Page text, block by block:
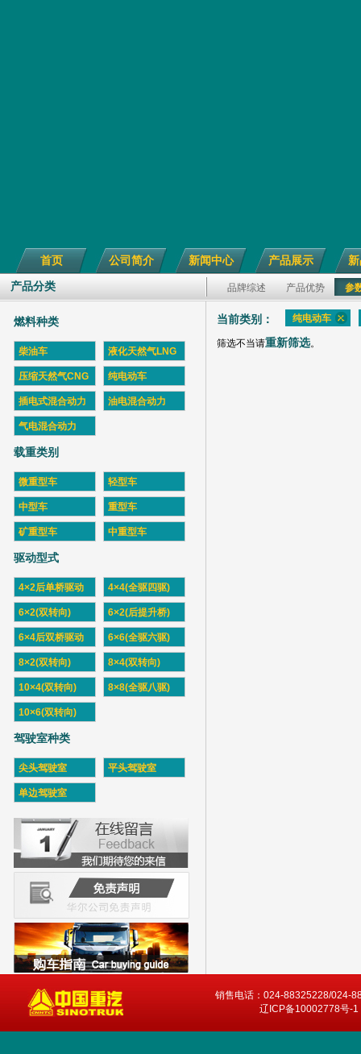
首页 公司简介 新闻中心 产品展示
产品分类 品牌综述 产品优势 参
燃料种类
柴油车 液化天然气LNG
压缩天然气CNG 纯电动车
插电式混合动力 油电混合动力
气电混合动力
载重类别
微重型车 轻型车
中型车 重型车
矿重型车 中重型车
驱动型式
4×2后单桥驱动 4×4(全驱四驱)
6×2(双转向) 6×2(后提升桥)
6×4后双桥驱动 6×6(全驱六驱)
8×2(双转向) 8×4(双转向)
10×4(双转向) 8×8(全驱八驱)
10×6(双转向)
驾驶室种类
尖头驾驶室 平头驾驶室
单边驾驶室
当前类别： 纯电动车
筛选不当请重新筛选。
销售电话：024-88325228/024-
辽ICP备10002778号-1